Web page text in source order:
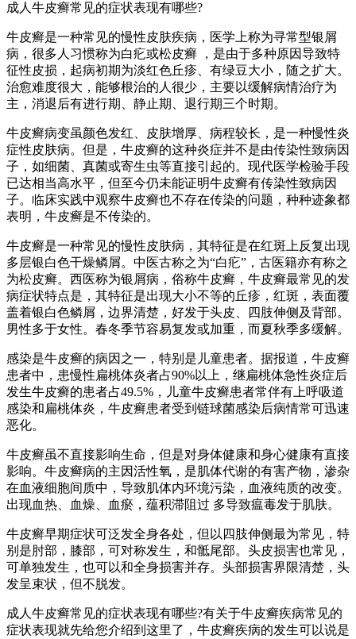
成人牛皮癣常见的症状表现有哪些?
牛皮癣是一种常见的慢性皮肤疾病，医学上称为寻常型银屑
病，很多人习惯称为白疕或松皮癣 ，是由于多种原因导致特
征性皮损，起病初期为淡红色丘疹、有绿豆大小，随之扩大。
治愈难度很大，能够根治的人很少，主要以缓解病情治疗为
主，消退后有进行期、静止期、退行期三个时期。
牛皮癣病变虽颜色发红、皮肤增厚、病程较长，是一种慢性炎
症性皮肤病。但是，牛皮癣的这种炎症并不是由传染性致病因
子，如细菌、真菌或寄生虫等直接引起的。现代医学检验手段
已达相当高水平，但至今仍未能证明牛皮癣有传染性致病因
子。临床实践中观察牛皮癣也不存在传染的问题，种种迹象都
表明，牛皮癣是不传染的。
牛皮癣是一种常见的慢性皮肤病，其特征是在红斑上反复出现
多层银白色干燥鳞屑。中医古称之为“白疕”，古医籍亦有称之
为松皮癣。西医称为银屑病，俗称牛皮癣，牛皮癣最常见的发
病症状特点是，其特征是出现大小不等的丘疹，红斑，表面覆
盖着银白色鳞屑，边界清楚，好发于头皮、四肢伸侧及背部。
男性多于女性。春冬季节容易复发或加重，而夏秋季多缓解。
感染是牛皮癣的病因之一，特别是儿童患者。据报道，牛皮癣
患者中，患慢性扁桃体炎者占90%以上，继扁桃体急性炎症后
发生牛皮癣的患者占49.5%，儿童牛皮癣患者常伴有上呼吸道
感染和扁桃体炎，牛皮癣患者受到链球菌感染后病情常可迅速
恶化。
牛皮癣虽不直接影响生命，但是对身体健康和身心健康有直接
影响。牛皮癣病的主因活性氧，是肌体代谢的有害产物，渗杂
在血液细胞间质中，导致肌体内环境污染，血液纯质的改变。
出现血热、血燥、血瘀，蕴积滞阻过 多导致瘟毒发于肌肤。
牛皮癣早期症状可泛发全身各处，但以四肢伸侧最为常见，特
别是肘部，膝部，可对称发生，和骶尾部。头皮损害也常见，
可单独发生，也可以和全身损害并存。头部损害界限清楚，头
发呈束状，但不脱发。
成人牛皮癣常见的症状表现有哪些?有关于牛皮癣疾病常见的
症状表现就先给您介绍到这里了，牛皮癣疾病的发生可以说是